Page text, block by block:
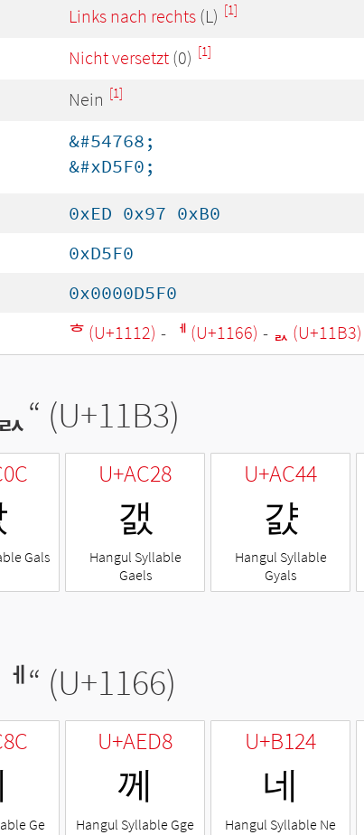
Links nach rechts (L) [1]
Nicht versetzt (0) [1]
Nein [1]
&#54768;
&#xD5F0;
0xED 0x97 0xB0
0xD5F0
0x0000D5F0
ᄒ (U+1112) - ᅦ (U+1166) - ᆳ (U+11B3)
ᆳ“ (U+11B3)
Gals
U+AC28
갨
Hangul Syllable
Gaels
U+AC44
걄
Hangul Syllable
Gyals
ᅦ“ (U+1166)
Ge
U+AED8
께
Hangul Syllable Gge
U+B124
네
Hangul Syllable Ne